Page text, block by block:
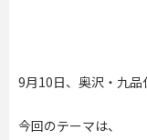
9月10日、奥沢・九品
今回のテーマは、